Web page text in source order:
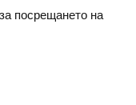
посрещането на